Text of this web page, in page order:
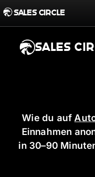
SALES CIRCLE
SALES
Wie du auf
Einnahmen
in 30–90